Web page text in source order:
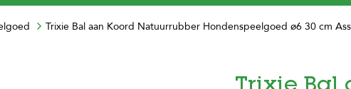
Trixie Bal aan Koord Natuurrubber Hondenspeelgoed ø6 30 cm